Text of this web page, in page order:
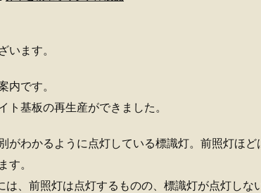
います。
内です。
ト基板の再生産ができました。
がわかるように点灯している標識灯。前照灯ほ
す。
は、前照灯は点灯するものの、標識灯が点灯しな